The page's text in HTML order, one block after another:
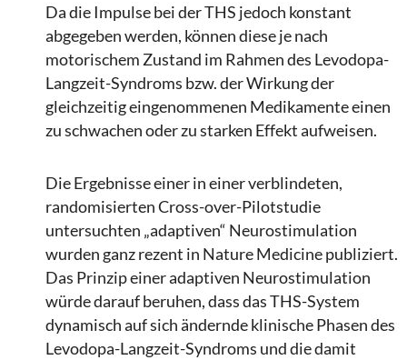
Da die Impulse bei der THS jedoch konstant
abgegeben werden, können diese je nach
motorischem Zustand im Rahmen des Levodopa-
Langzeit-Syndroms bzw. der Wirkung der
gleichzeitig eingenommenen Medikamente einen
zu schwachen oder zu starken Effekt aufweisen.
Die Ergebnisse einer in einer verblindeten,
randomisierten Cross-over-Pilotstudie
untersuchten „adaptiven“ Neurostimulation
wurden ganz rezent in Nature Medicine publiziert.
Das Prinzip einer adaptiven Neurostimulation
würde darauf beruhen, dass das THS-System
dynamisch auf sich ändernde klinische Phasen des
Levodopa-Langzeit-Syndroms und die damit